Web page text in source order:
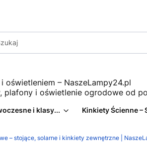
oświetleniem – NaszeLampy24.pl
plafony i oświetlenie ogrodowe od
i klasy... Kinkiety Ścienne –
– stojące, solarne i kinkiety zewnętrzne |